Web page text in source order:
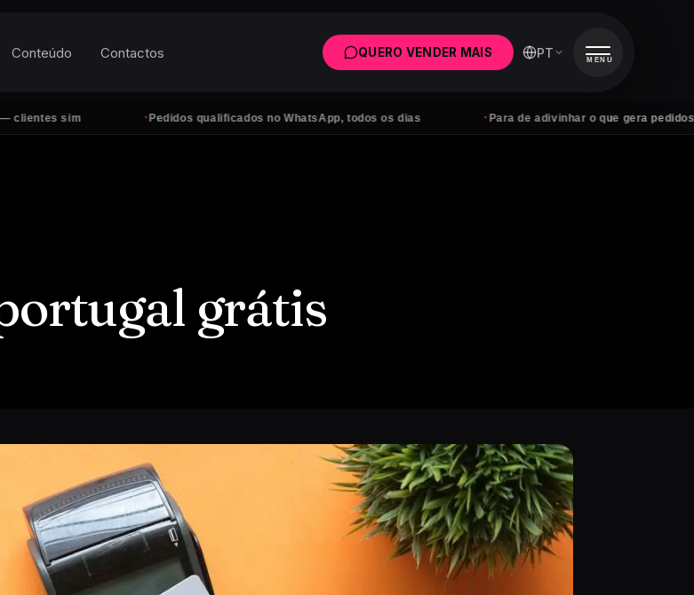
Pedidos qualificados no WhatsApp, todos os dias Para de adivinhar o que gera pedidos
Conteúdo Contactos QUERO VENDER MAIS PT MENU
grátis